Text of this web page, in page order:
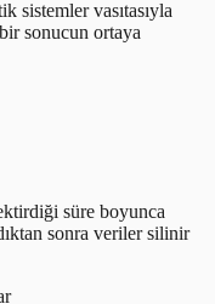
sistemler vasıtasıyla
sonucun ortaya
süre boyunca
sonra veriler silinir